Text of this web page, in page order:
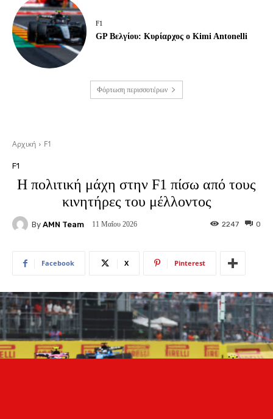
F1
GP Βελγίου: Κυρίαρχος ο Kimi Antonelli
Φόρτωση περισσοτέρων